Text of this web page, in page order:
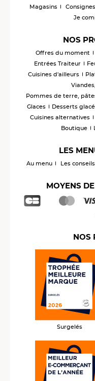
Magasins
Je
NOS
Offres du moment
Entrées Traiteur
Cuisines d'ailleurs
Pommes de terre,
Glaces
Desserts
Cuisines alternatives
Boutique
LES
Au menu Les
MOYENS
NOS
Surgelés